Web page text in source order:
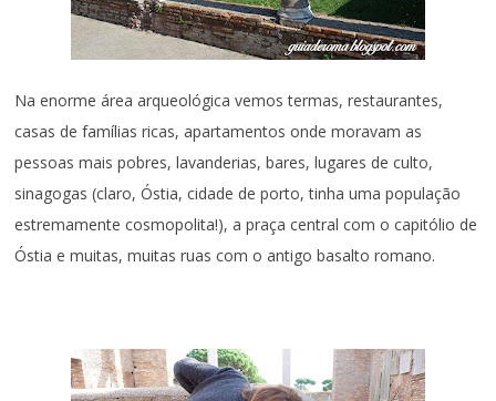
Na enorme área arqueológica vemos termas, restaurantes,
casas de famílias ricas, apartamentos onde moravam as
pessoas mais pobres, lavanderias, bares, lugares de culto,
sinagogas (claro, Óstia, cidade de porto, tinha uma população
estremamente cosmopolita!), a praça central com o capitólio de
Óstia e muitas, muitas ruas com o antigo basalto romano.